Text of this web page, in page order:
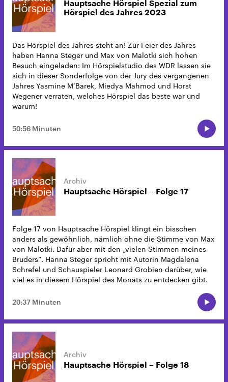
Hauptsache Hörspiel Spezial zum
Hörspiel des Jahres 2023
Das Hörspiel des Jahres steht an! Zur Feier des Jahres
haben Hanna Steger und Max von Malotki sich hohen
Besuch eingeladen: Im Hörspielstudio des WDR lassen sie
sich in dieser Sonderfolge von der Jury des vergangenen
Jahres Yasmine M’Barek, Miedya Mahmod und Horst
Wegener verraten, welches Hörspiel das beste war und
warum!
50:56 Minuten
Hauptsache Hörspiel – Folge 17
Folge 17 von Hauptsache Hörspiel klingt ein bisschen
anders als gewöhnlich, nämlich ohne die Stimme von Max
von Malotki. Dafür aber mit den „vielen Stimmen meines
Bruders“. Hanna Steger spricht mit Autorin Magdalena
Schrefel und Schauspieler Leonard Grobien darüber, wie
viel es in diesem Hörspiel des Monats zu entdecken gibt.
20:37 Minuten
Hauptsache Hörspiel – Folge 18